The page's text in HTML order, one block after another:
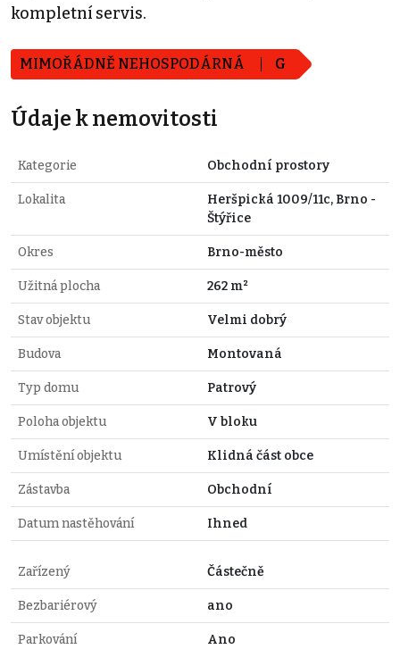
kompletní servis.
MIMOŘÁDNĚ NEHOSPODÁRNÁ G
Údaje k nemovitosti
Kategorie Obchodní prostory
Lokalita
Heršpická 1009/11c, Brno -
Štýřice
Okres Brno-město
Užitná plocha 262 m²
Stav objektu Velmi dobrý
Budova Montovaná
Typ domu Patrový
Poloha objektu V bloku
Umístění objektu Klidná část obce
Zástavba Obchodní
Datum nastěhování Ihned
Zařízený Částečně
Bezbariérový ano
Parkování Ano